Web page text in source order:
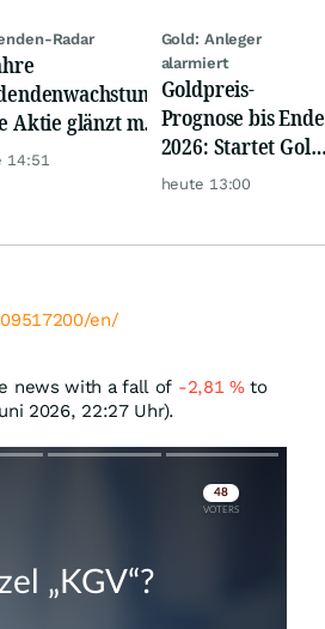
Radar
Aktie glänzt mit
Renditen
14:51
Gold: Anleger
alarmiert
Goldpreis-
Prognose bis Ende
2026: Startet Gold
jetzt eine neue
heute 13:00
en/
news with a fall of -2,81%to
2026, 22:27 Uhr).
Skip